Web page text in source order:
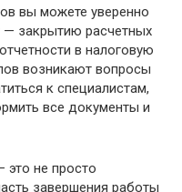
вы можете уверенно
— закрытию расчетных
в налоговую
возникают вопросы
к специалистам,
все документы и
это не просто
завершения работы